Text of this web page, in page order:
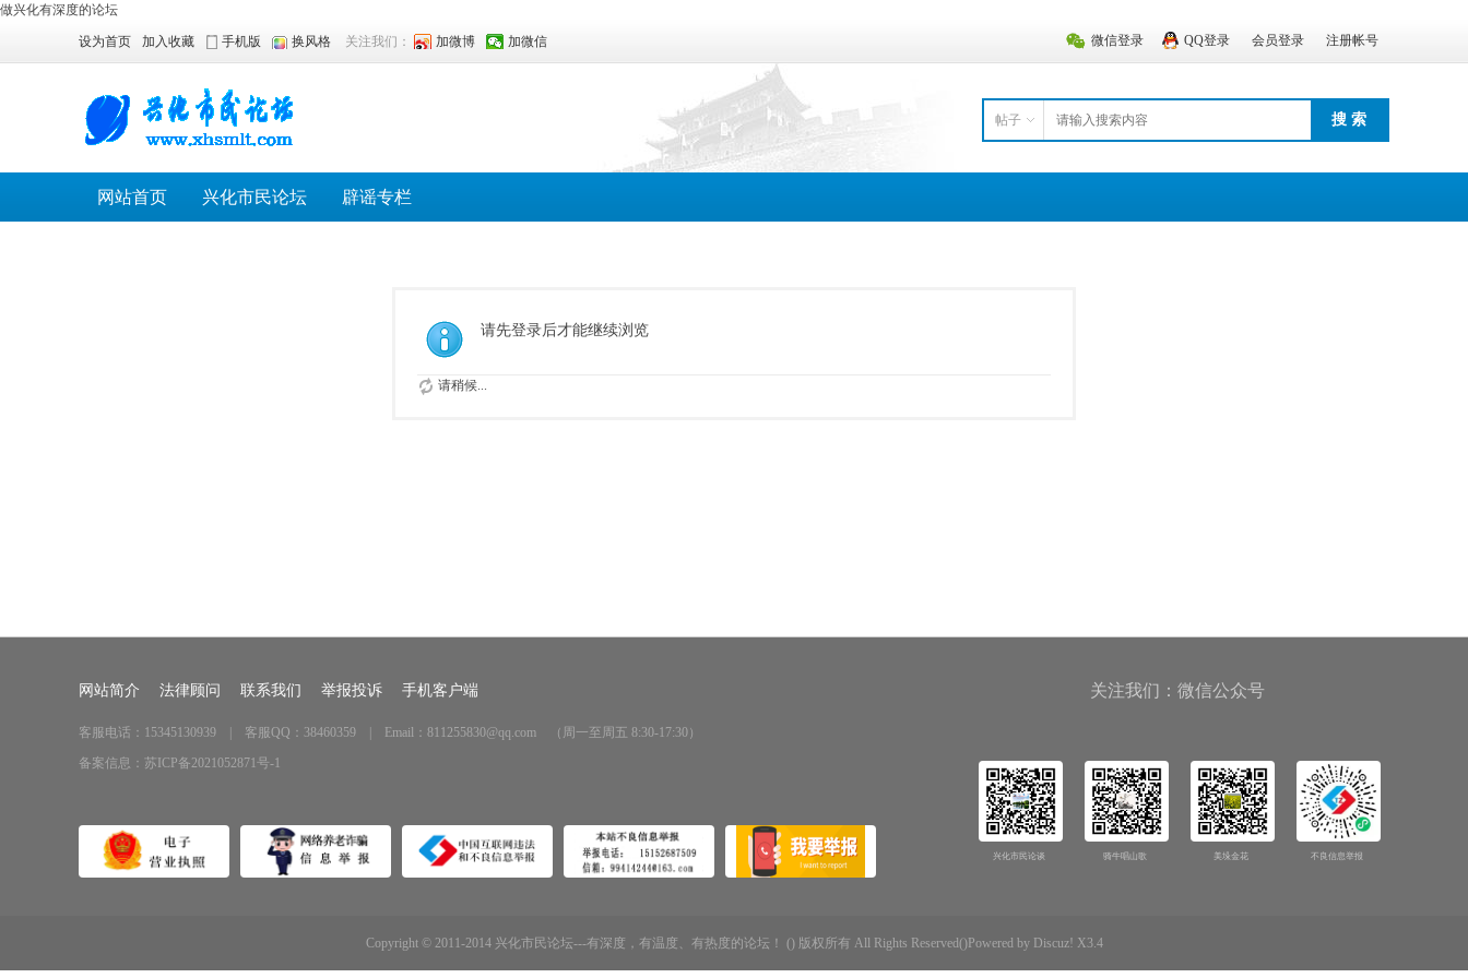
做兴化有深度的论坛
微信登录
QQ登录 会员登录 注册帐号
设为首页 加入收藏 手机版 换风格 关注我们： 加微博 加微信
帖子 搜 索
网站首页 兴化市民论坛 辟谣专栏
请先登录后才能继续浏览
请稍候...
网站简介 法律顾问 联系我们 举报投诉 手机客户端
客服电话：15345130939 | 客服QQ：38460359 | Email：811255830@qq.com （周一至周五 8:30-17:30）
备案信息： 苏ICP备2021052871号-1
关注我们：微信公众号
兴化市民论谈 骑牛唱山歌 美垛金花 不良信息举报
Copyright © 2011-2014 兴化市民论坛---有深度，有温度、有热度的论坛！ () 版权所有 All Rights Reserved()Powered by Discuz! X3.4